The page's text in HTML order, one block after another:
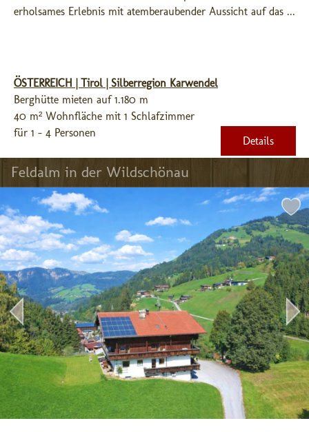
erholsames Erlebnis mit atemberaubender Aussicht auf das ...
ÖSTERREICH | Tirol | Silberregion Karwendel
Berghütte mieten auf 1.180 m
40 m² Wohnfläche mit 1 Schlafzimmer
für 1 - 4 Personen
Details
Feldalm in der Wildschönau